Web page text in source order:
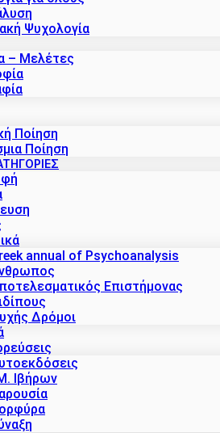
Ψυχολογία
– Μελέτες
Ποίηση
Ποίηση
annual of Psychoanalysis
Επιστήμονας
Δρόμοι
Ιβήρων